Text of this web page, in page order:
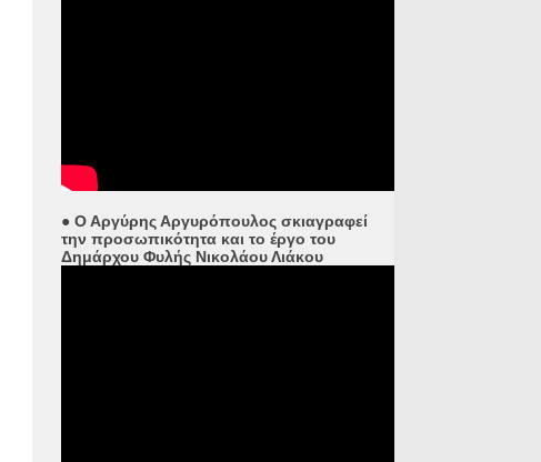
● Ο Αργύρης Αργυρόπουλος σκιαγραφεί
την προσωπικότητα και το έργο του
Δημάρχου Φυλής Νικολάου Λιάκου